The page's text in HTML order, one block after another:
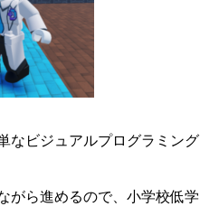
なビジュアルプログラミング
がら進めるので、小学校低学